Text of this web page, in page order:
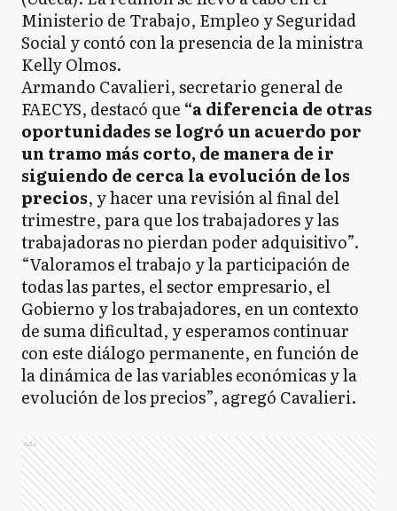
Ministerio de Trabajo, Empleo y Seguridad
Social y contó con la presencia de la ministra
Kelly Olmos.
Armando Cavalieri, secretario general de
FAECYS, destacó que “a diferencia de otras
oportunidades se logró un acuerdo por
un tramo más corto, de manera de ir
siguiendo de cerca la evolución de los
precios, y hacer una revisión al final del
trimestre, para que los trabajadores y las
trabajadoras no pierdan poder adquisitivo”.
“Valoramos el trabajo y la participación de
todas las partes, el sector empresario, el
Gobierno y los trabajadores, en un contexto
de suma dificultad, y esperamos continuar
con este diálogo permanente, en función de
la dinámica de las variables económicas y la
evolución de los precios”, agregó Cavalieri.
Ads